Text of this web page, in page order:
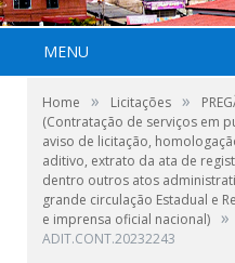
MENU
Home » Licitações »
(Contratação de serviços em
aviso de licitação,
aditivo, extrato da ata de
dentro outros atos
grande circulação Estadual e
e imprensa oficial nacional) »
ADIT.CONT.20232243